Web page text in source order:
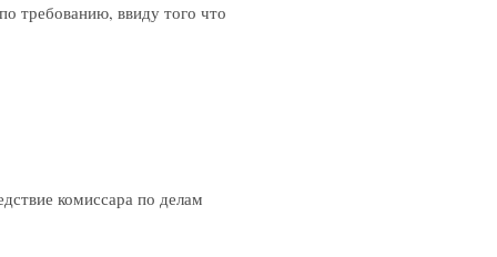
требованию, ввиду того что
комиссара по делам